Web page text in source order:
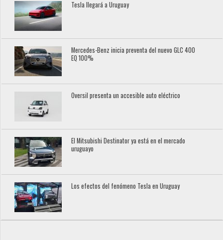
Tesla llegará a Uruguay
Mercedes-Benz inicia preventa del nuevo GLC 400
EQ 100%
Oversil presenta un accesible auto eléctrico
El Mitsubishi Destinator ya está en el mercado
uruguayo
Los efectos del fenómeno Tesla en Uruguay